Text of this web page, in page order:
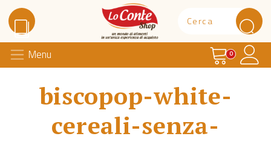
Lo Conte Shop
Menu Carrello
0
biscopop-white-
cereali-senza-